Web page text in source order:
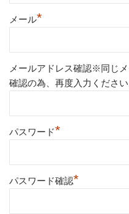
メール*
メールアドレス確認※同じ
確認の為、再度入力ください
パスワード*
パスワード確認*